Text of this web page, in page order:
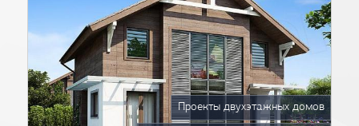
Проекты двухэтажных домов